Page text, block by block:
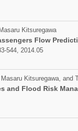
Kitsuregawa
Flow
544, 2014.05
Kitsuregawa, and
and Flood Risk